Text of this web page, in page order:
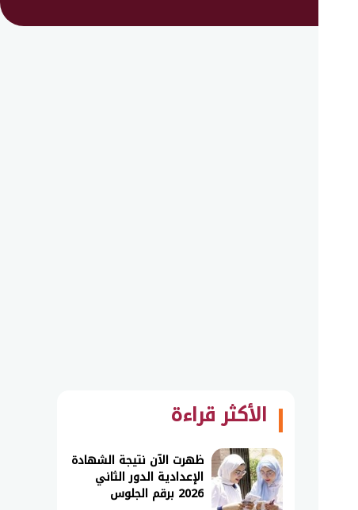
الأكثر قراءة
ظهرت الآن نتيجة الشهادة
الإعدادية الدور الثاني
2026 برقم الجلوس